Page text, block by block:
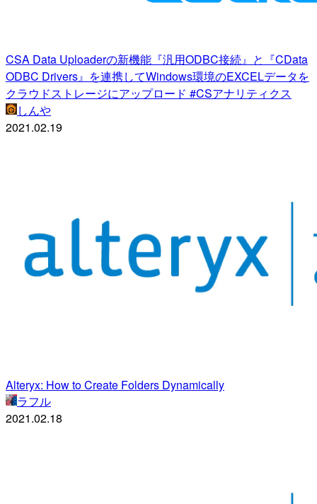
CSA Data Uploaderの新機能『汎用ODBC接続』と『CData
ODBC Drivers』を連携してWindows環境のEXCELデータを
クラウドストレージにアップロード #CSアナリティクス
しんや
2021.02.19
Alteryx: How to Create Folders Dynamically
ラフル
2021.02.18